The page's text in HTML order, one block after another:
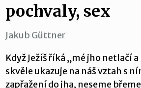
pochvaly, sex
Jakub Güttner
Když Ježíš říká „mé jho netlačí
skvěle ukazuje na náš vztah s
zapřažení do jha, neseme